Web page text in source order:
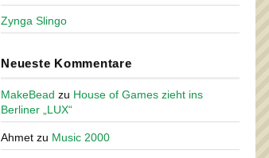
Zynga Slingo
Neueste Kommentare
MakeBead zu House of Games zieht ins
Berliner „LUX“
Ahmet zu Music 2000